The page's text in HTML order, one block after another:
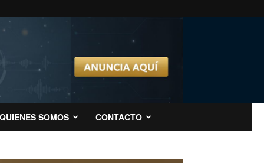
QUIENES SOMOS CONTACTO